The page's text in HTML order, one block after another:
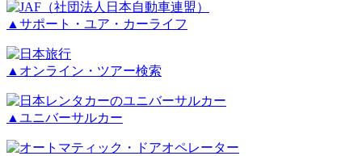
▲サポート・ユア・カーライフ
▲オンライン・ツアー検索
▲ユニバーサルカー